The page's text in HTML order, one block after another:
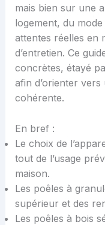
mais bien sur une
logement, du
attentes réelles en
d’entretien. Ce
concrètes, étayé
afin d’orienter
cohérente.
En bref :
Le choix de
tout de l’usage
maison.
Les poêles à
supérieur et des
Les poêles à bois